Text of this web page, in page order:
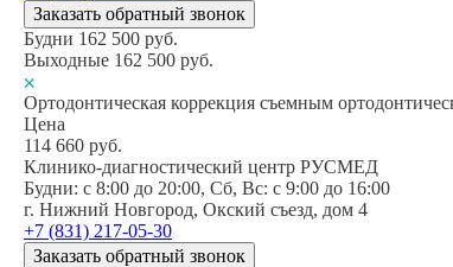
Заказать обратный звонок
Будни 162 500 руб.
Выходные 162 500 руб.
Ортодонтическая коррекция съемным
Цена
114 660 руб.
Клинико-диагностический центр РУСМЕД
Будни: c 8:00 до 20:00, Сб, Вс: c 9:00 до 16:00
г. Нижний Новгород, Окский съезд, дом 4
+7 (831) 217-05-30
Заказать обратный звонок